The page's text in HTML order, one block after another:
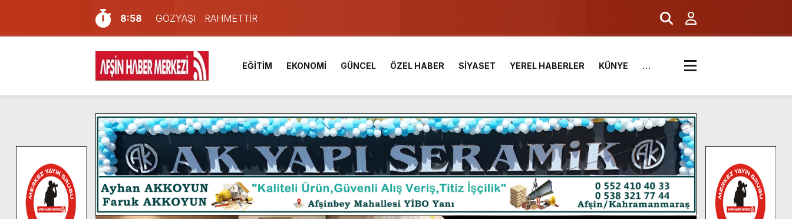
8:58
GÖZYAŞI RAHMETTİR
7:57
Afşin Sağlık Yüksek Okulu ve Meslek Yüksek Okulunda görev değişimi!
6:31
Onikişubat Belediyesi’nin Üniversite Hazırlık Kursu başvurularında son gün 7 Ağustos.
16:10
Uluslararası Bisiklet Yarışması’nda En Zorlu Etap Tamamlandı.
13:27
NOTER ONAYLI TYP LİSTESİ YAYINLANDI.
11:22
KAFUM Fuar Alanı Bulut ve Yavuz’un Ezgileriyle Şenlendi.
8:06
Afşinli bir hemşehrimizin de olduğu Filistin Konvoyu, güçlenerek ilerliyor.
14:05
Madrigal, Perşembe Günü KAFUM’da Sahne Alacak.
7:39
KEDİNİZ Mİ VAR?
4:58
İklim Dirençli Tarım İçin Güç Birliği.
EĞİTİM EKONOMİ GÜNCEL ÖZEL HABER SİYASET YEREL HABERLER KÜNYE …